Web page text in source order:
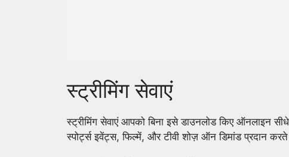
स्ट्रीमिंग सेवाएं
स्ट्रीमिंग सेवाएं आपको बिना इसे डाउनलोड किए ऑनलाइन
स्पोर्ट्स इवेंट्स, फिल्में, और टीवी शोज़ ऑन डिमांड प्रदान